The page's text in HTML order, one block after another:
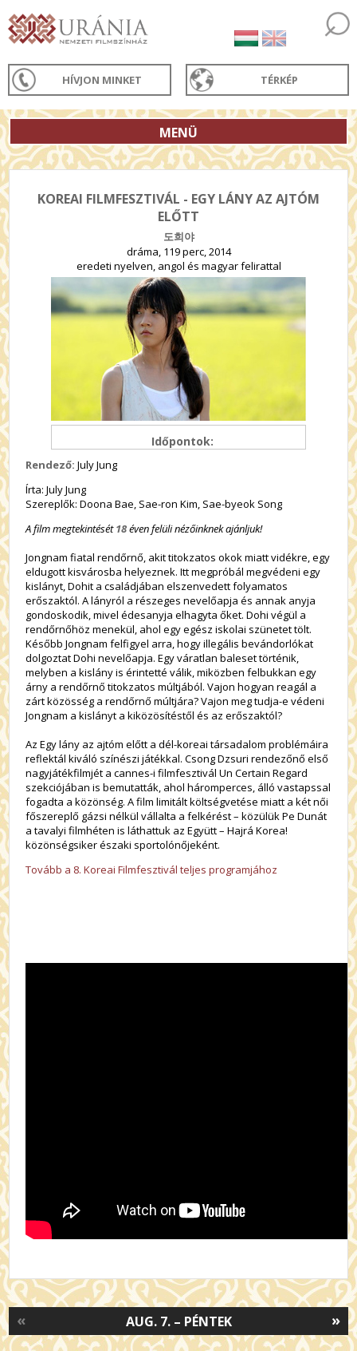
HÍVJON MINKET TÉRKÉP
MENÜ
KOREAI FILMFESZTIVÁL - EGY LÁNY AZ AJTÓM
ELŐTT
도희야
dráma, 119 perc, 2014
eredeti nyelven, angol és magyar felirattal
Időpontok:
Rendező: July Jung
Írta: July Jung
Szereplők: Doona Bae, Sae-ron Kim, Sae-byeok Song
A film megtekintését18éven felüli nézőinknek ajánljuk!
Jongnam fiatal rendőrnő, akit titokzatos okok miatt vidékre, egy
eldugott kisvárosba helyeznek. Itt megpróbál megvédeni egy
kislányt, Dohit a családjában elszenvedett folyamatos
erőszaktól. A lányról a részeges nevelőapja és annak anyja
gondoskodik, mivel édesanyja elhagyta őket. Dohi végül a
rendőrnőhöz menekül, ahol egy egész iskolai szünetet tölt.
Később Jongnam felfigyel arra, hogy illegális bevándorlókat
dolgoztat Dohi nevelőapja. Egy váratlan baleset történik,
melyben a kislány is érintetté válik, miközben felbukkan egy
árny a rendőrnő titokzatos múltjából. Vajon hogyan reagál a
zárt közösség a rendőrnő múltjára? Vajon meg tudja-e védeni
Jongnam a kislányt a kiközösítéstől és az erőszaktól?
Az Egy lány az ajtóm előtt a dél-koreai társadalom problémáira
reflektál kiváló színészi játékkal. Csong Dzsuri rendezőnő első
nagyjátékfilmjét a cannes-i filmfesztivál Un Certain Regard
szekciójában is bemutatták, ahol háromperces, álló vastapssal
fogadta a közönség. A film limitált költségvetése miatt a két női
főszereplő gázsi nélkül vállalta a felkérést – közülük Pe Dunát
a tavalyi filmhéten is láthattuk az Együtt – Hajrá Korea!
közönségsiker északi sportolónőjeként.
Tovább a 8. Koreai Filmfesztivál teljes programjához
»
AUG. 7. – PÉNTEK
«